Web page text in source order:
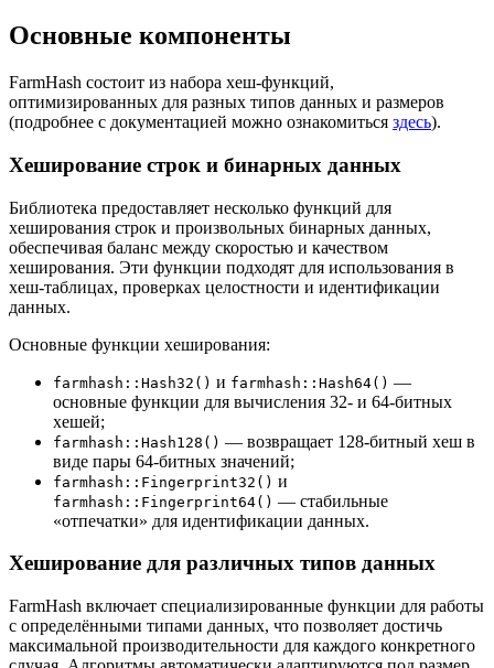
Основные компоненты
FarmHash состоит из набора хеш-функций,
оптимизированных для разных типов данных и размеров
(подробнее с документацией можно ознакомиться здесь).
Хеширование строк и бинарных данных
Библиотека предоставляет несколько функций для
хеширования строк и произвольных бинарных данных,
обеспечивая баланс между скоростью и качеством
хеширования. Эти функции подходят для использования в
хеш-таблицах, проверках целостности и идентификации
данных.
Основные функции хеширования:
farmhash::Hash32() и farmhash::Hash64() —
основные функции для вычисления 32- и 64-битных
хешей;
farmhash::Hash128() — возвращает 128-битный хеш в
виде пары 64-битных значений;
farmhash::Fingerprint32() и
farmhash::Fingerprint64() — стабильные
«отпечатки» для идентификации данных.
Хеширование для различных типов данных
FarmHash включает специализированные функции для работы
с определёнными типами данных, что позволяет достичь
максимальной производительности для каждого конкретного